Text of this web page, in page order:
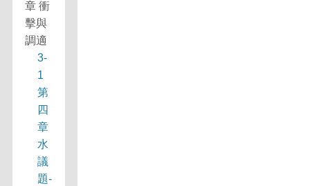
章 衝
擊與
調適
3-
1
第
四
章
水
議
題-